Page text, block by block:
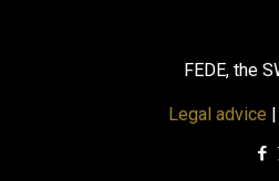
FEDE, the
Legal advice |